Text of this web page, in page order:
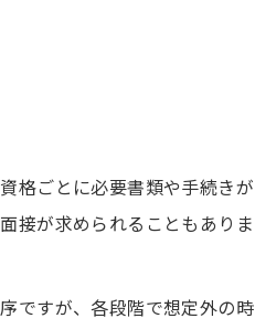
格ごとに必要書類や手続きが
接が求められることもありま
ですが、各段階で想定外の時